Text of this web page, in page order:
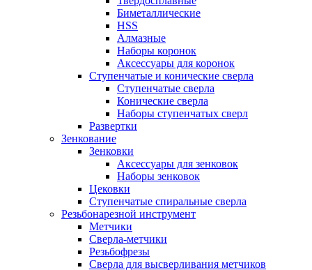
Биметаллические
HSS
Алмазные
Наборы коронок
Аксессуары для коронок
Ступенчатые и конические сверла
Ступенчатые сверла
Конические сверла
Наборы ступенчатых сверл
Развертки
Зенкование
Зенковки
Аксессуары для зенковок
Наборы зенковок
Цековки
Ступенчатые спиральные сверла
Резьбонарезной инструмент
Метчики
Сверла-метчики
Резьбофрезы
Сверла для высверливания метчиков